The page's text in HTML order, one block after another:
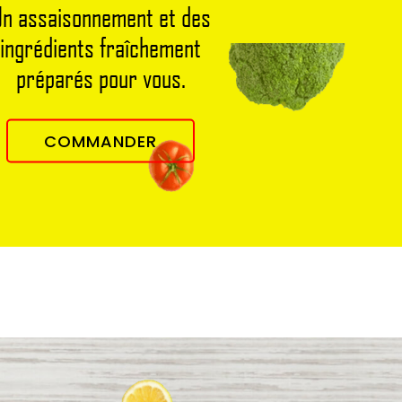
assaisonnement et des
ingrédients fraîchement
préparés pour vous.
COMMANDER